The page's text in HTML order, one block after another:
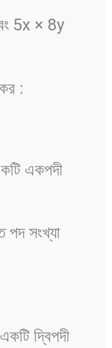
5x × 8y
:
একপদী
পদ সংখ্যা
দ্বিপদী